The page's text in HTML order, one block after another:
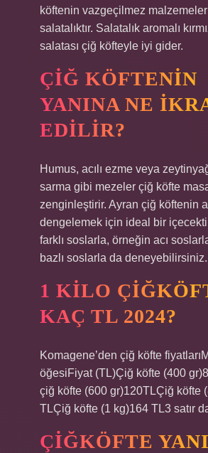
köftenin vazgeçilmez
salatalıktır. Salatalık aromalı
salatası çiğ köfteyle iyi gider.
ÇIĞ KÖFTENIN
YANINA NE
EDILIR?
Humus, acılı ezme veya
sarma gibi mezeler çiğ köfte
zenginleştirir. Ayran çiğ köftenin
dengelemek için ideal bir
farklı soslarla, örneğin acı
bazlı soslarla da deneyebilirsiniz.
1 KILO
KAÇ TL 2024?
Komagene’den çiğ köfte
öğesiFiyat (TL)Çiğ köfte (400
çiğ köfte (600 gr)120TLÇiğ köfte
TLÇiğ köfte (1 kg)164 TL3 satır
ÇIĞKÖFTE